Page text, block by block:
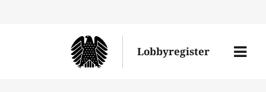
Lobbyregister
Menü